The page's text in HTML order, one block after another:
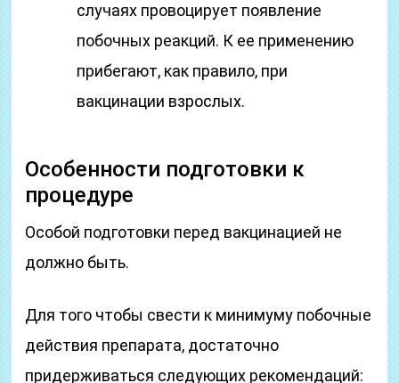
случаях провоцирует появление
побочных реакций. К ее применению
прибегают, как правило, при
вакцинации взрослых.
Особенности подготовки к
процедуре
Особой подготовки перед вакцинацией не
должно быть.
Для того чтобы свести к минимуму побочные
действия препарата, достаточно
придерживаться следующих рекомендаций: